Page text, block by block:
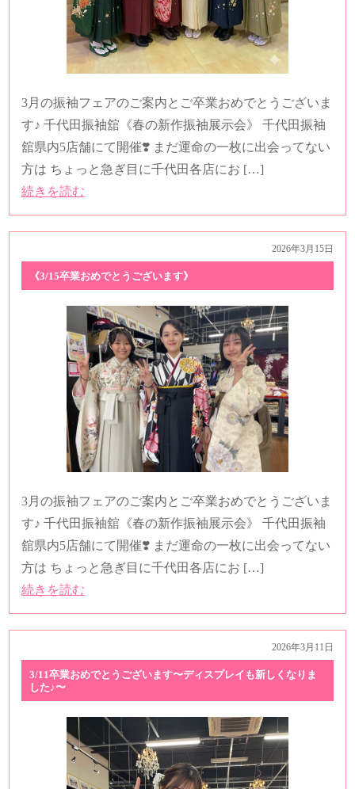
3月の振袖フェアのご案内とご卒業おめでとうございま
す♪ 千代田振袖舘《春の新作振袖展示会》 千代田振袖
舘県内5店舗にて開催❣️ まだ運命の一枚に出会ってない
方は ちょっと急ぎ目に千代田各店にお […]
続きを読む
2026年3月15日
《3/15卒業おめでとうございます》
3月の振袖フェアのご案内とご卒業おめでとうございま
す♪ 千代田振袖舘《春の新作振袖展示会》 千代田振袖
舘県内5店舗にて開催❣️ まだ運命の一枚に出会ってない
方は ちょっと急ぎ目に千代田各店にお […]
続きを読む
2026年3月11日
3/11卒業おめでとうございます〜ディスプレイも新しくなりま
した♪〜